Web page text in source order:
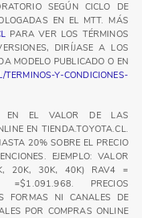
SEGÚN CICLO DE
EN EL MTT. MÁS
PARA VER LOS TÉRMINOS
DIRÍJASE A LOS
MODELO PUBLICADO O EN
Y-CONDICIONES-
EN EL VALOR DE LAS
EN TIENDA.TOYOTA.CL.
20% SOBRE EL PRECIO
EJEMPLO: VALOR
20K, 30K, 40K) RAV4 =
PRECIOS
FORMAS NI CANALES DE
POR COMPRAS ONLINE